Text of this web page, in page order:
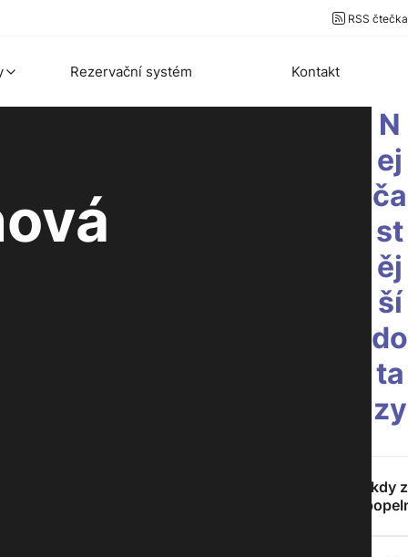
RSS čtečka
Rezervační systém Kontakt
N
ej
ča
st
ěj
ší
do
ta
zy
Kde a kdy
za